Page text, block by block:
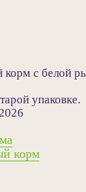
с белой
упаковке.
корм